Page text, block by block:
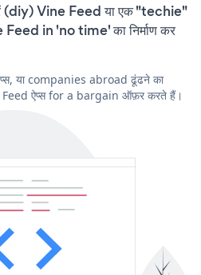
(diy) Vine Feed या एक "techie"
Feed in 'no time' का निर्माण कर
या companies abroad ढूंढने का
Feed ऐप्स for a bargain ऑफ़र करते हैं।